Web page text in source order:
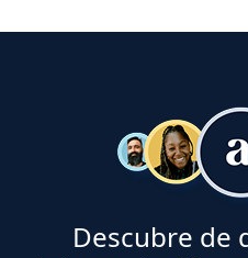
Descubre de